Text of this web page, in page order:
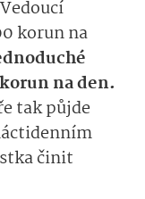
korun na
na den.
tak půjde
činit